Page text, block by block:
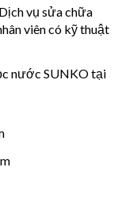
.Dịch vụ sửa chữa
viên có kỹ thuật
nước SUNKO tại